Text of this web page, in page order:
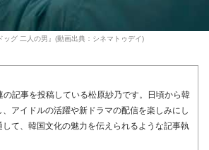
ッグ 二人の男』(動画出典：シネマトゥデイ)
の記事を投稿している松原紗乃です。日頃から韓
アイドルの活躍や新ドラマの配信を楽しみにし
て、韓国文化の魅力を伝えられるような記事執